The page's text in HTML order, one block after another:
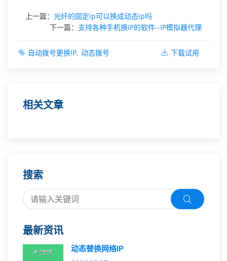
上一篇： 光纤的固定ip可以换成动态ip吗
下一篇： 支持各种手机换IP的软件--IP模拟器代理
自动拨号更换IP 动态拨号 下载试用
相关文章
搜索
最新资讯
动态替换网络IP